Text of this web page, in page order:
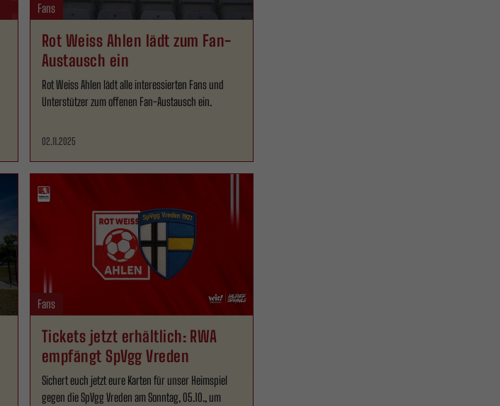
Fans
Rot Weiss Ahlen lädt zum Fan-
Austausch ein
Rot Weiss Ahlen lädt alle interessierten Fans und
Unterstützer zum offenen Fan-Austausch ein.
02.11.2025
Fans
Tickets jetzt erhältlich: RWA
empfängt SpVgg Vreden
Sichert euch jetzt eure Karten für unser Heimspiel
gegen die SpVgg Vreden am Sonntag, 05.10., um